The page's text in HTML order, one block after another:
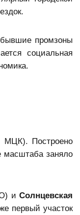
промзоны
социальная
МЦК). Построено
масштаба заняло
иСолнцевская
первый участок